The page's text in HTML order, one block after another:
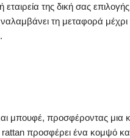
εταιρεία της δική σας
τη μεταφορά μέχρι
μπουφέ, προσφέροντας μια
rattan προσφέρει ένα κομψό